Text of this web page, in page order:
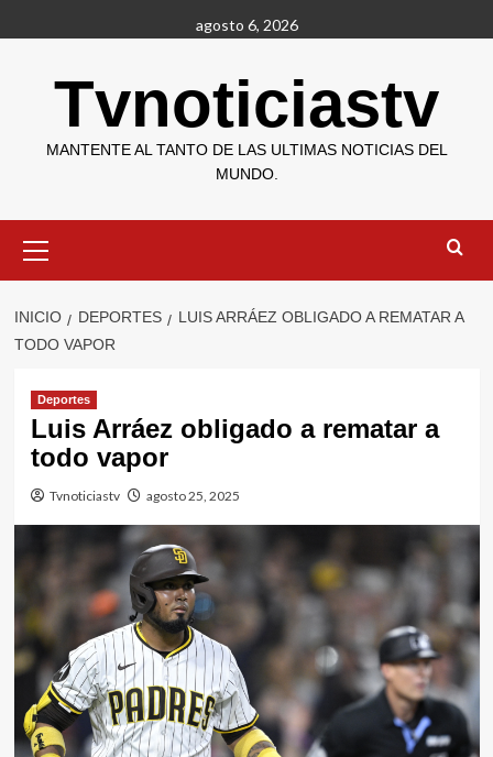
al
agosto 6, 2026
Tvnoticiastv
MANTENTE AL TANTO DE LAS ULTIMAS NOTICIAS DEL
MUNDO.
primario
INICIO DEPORTES
LUIS ARRÁEZ OBLIGADO A REMATAR A
TODO VAPOR
Deportes
Luis Arráez obligado a rematar a
todo vapor
Tvnoticiastv agosto 25, 2025